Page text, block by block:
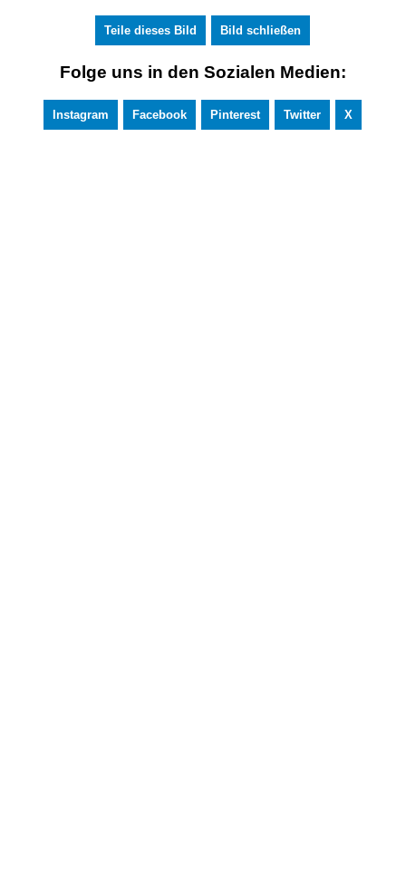
Teile dieses Bild Bild schließen
Folge uns in den Sozialen Medien:
Instagram Facebook Pinterest Twitter X